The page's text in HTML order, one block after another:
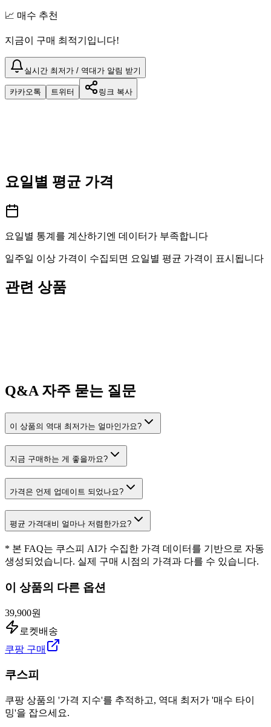
📈 매수 추천
지금이 구매 최적기입니다!
실시간 최저가 / 역대가 알림 받기
카카오톡 트위터 링크 복사
요일별 평균 가격
요일별 통계를 계산하기엔 데이터가 부족합니다
일주일 이상 가격이 수집되면 요일별 평균 가격이 표시됩니다
관련 상품
Q&A자주 묻는 질문
이 상품의 역대 최저가는 얼마인가요?
지금 구매하는 게 좋을까요?
가격은 언제 업데이트 되었나요?
평균 가격대비 얼마나 저렴한가요?
* 본 FAQ는 쿠스피 AI가 수집한 가격 데이터를 기반으로 자동
생성되었습니다. 실제 구매 시점의 가격과 다를 수 있습니다.
이 상품의 다른 옵션
39,900원
로켓배송
쿠팡 구매
쿠스피
쿠팡 상품의 '가격 지수'를 추적하고, 역대 최저가 '매수 타이
밍'을 잡으세요.